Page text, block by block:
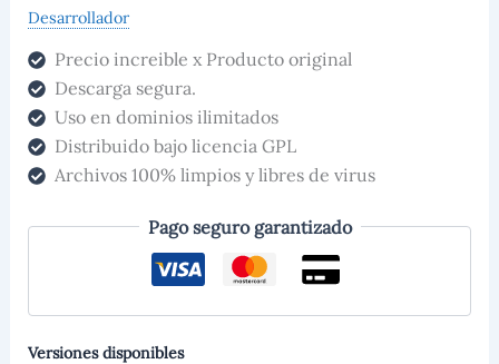
Desarrollador
Precio increible x Producto original
Descarga segura.
Uso en dominios ilimitados
Distribuido bajo licencia GPL
Archivos 100% limpios y libres de virus
Pago seguro garantizado
Versiones disponibles